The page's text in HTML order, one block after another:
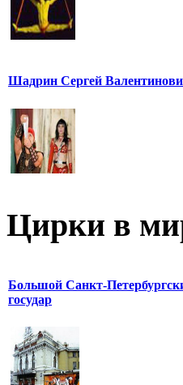
Шадрин Сергей
Цирки в
Большой Санкт-
государ